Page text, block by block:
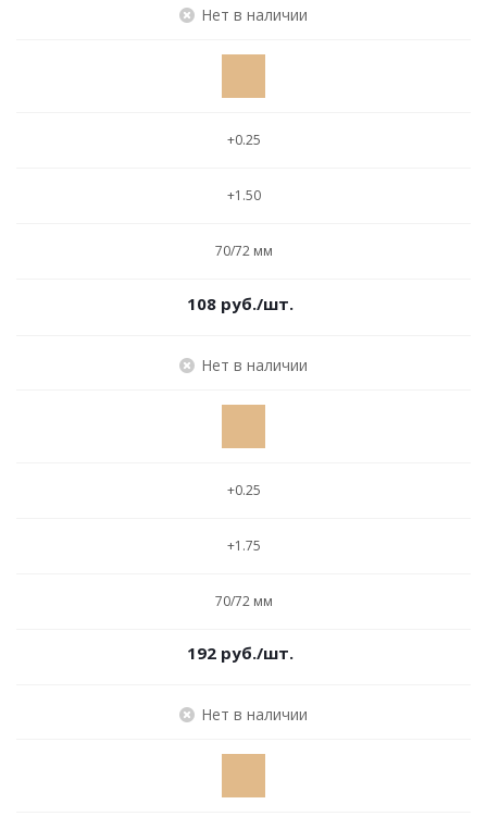
Нет в наличии
+0.25
+1.50
70/72 мм
108руб./шт.
Нет в наличии
+0.25
+1.75
70/72 мм
192руб./шт.
Нет в наличии